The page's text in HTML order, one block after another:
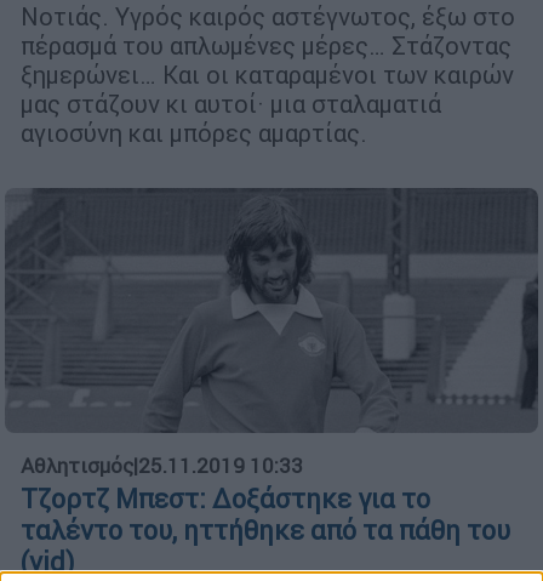
Νοτιάς. Υγρός καιρός αστέγνωτος, έξω στο
πέρασμά του απλωμένες μέρες… Στάζοντας
ξημερώνει… Και οι καταραμένοι των καιρών
μας στάζουν κι αυτοί· μια σταλαματιά
αγιοσύνη και μπόρες αμαρτίας.
Αθλητισμός|25.11.2019 10:33
Τζορτζ Μπεστ: Δοξάστηκε για το
ταλέντο του, ηττήθηκε από τα πάθη του
(vid)